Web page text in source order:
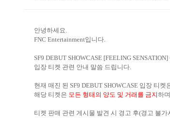
안녕하세요.
FNC Entertainment입니다.
SF9 DEBUT SHOWCASE [FEELING
입장 티켓 관련 안내 말씀 드립니다.
현재 매진 된 SF9 DEBUT SHOWCASE 입장 티켓
해당 티켓은 모든 형태의 양도 및 거래를 금지하
티켓 판매 관련 게시물 발견 시 경고 후(경고 불